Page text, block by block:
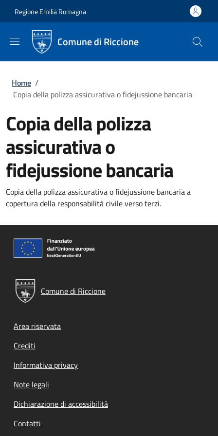
Regione Emilia Romagna
Comune di Riccione
Briciole di pane
Home /
Copia della polizza assicurativa o fidejussione bancaria
Copia della polizza
assicurativa o
fidejussione bancaria
Copia della polizza assicurativa o fidejussione bancaria a
copertura della responsabilità civile verso terzi.
Comune di Riccione
Footer menu
Area riservata
Crediti
Informativa privacy
Note legali
Dichiarazione di accessibilità
Contatti